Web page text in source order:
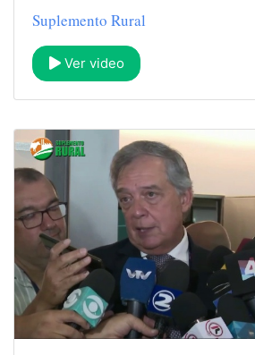
Suplemento Rural
Ver video